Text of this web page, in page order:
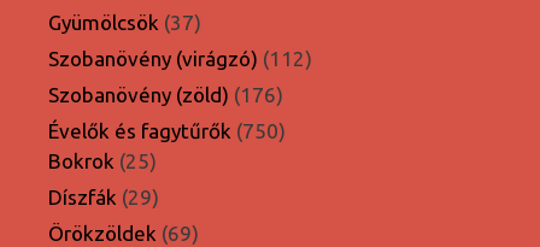
Gyümölcsök 3737
termék
Szobanövény (virágzó) 112112
Szobanövény (zöld) 176176
termék
Évelők és fagytűrők 750750
Bokrok 2525
termék
Díszfák 2929
termék
Örökzöldek 6969